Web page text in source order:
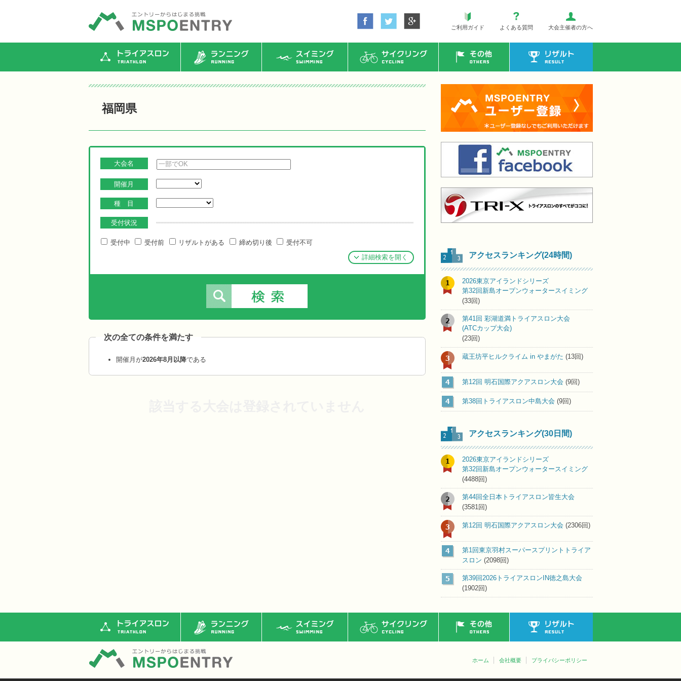
ご利用ガイド よくある質問 大会主催者の方へ
トライアスロン ランニング スイミング サイクリング その他 リザルト
福岡県
大会名
開催月
種 目
受付状況
受付中 受付前 リザルトがある 締め切り後
受付不可
詳細検索を開く
次の全ての条件を満たす
開催月が2026年8月以降である
アクセスランキング(24時間)
1
2026東京アイランドシリーズ
第32回新島オープンウォータースイミング
(33回)
2
第41回 彩湖道満トライアスロン大会
(ATCカップ大会)
(23回)
3 蔵王坊平ヒルクライム in やまがた (13回)
4 第12回 明石国際アクアスロン大会 (9回)
4 第38回トライアスロン中島大会 (9回)
アクセスランキング(30日間)
1
2026東京アイランドシリーズ
第32回新島オープンウォータースイミング
(4488回)
2
第44回全日本トライアスロン皆生大会
(3581回)
3 第12回 明石国際アクアスロン大会 (2306回)
4
第1回東京羽村スーパースプリントトライア
スロン (2098回)
5
第39回2026トライアスロンIN徳之島大会
(1902回)
トライアスロン ランニング スイミング サイクリング その他 リザルト
ホーム 会社概要 プライバシーポリシー